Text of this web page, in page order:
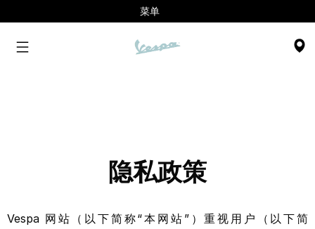
菜单
隐私政策
Vespa 网站（以下简称“本网站”）重视用户（以下简